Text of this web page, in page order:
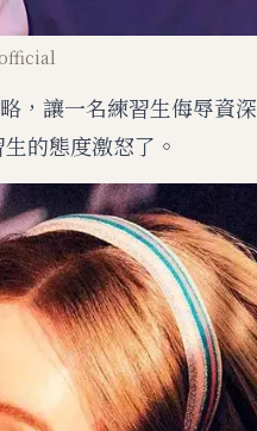
，讓一名練習生侮辱資深
的態度激怒了。